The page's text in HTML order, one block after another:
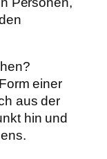
einer
aus der
hin und